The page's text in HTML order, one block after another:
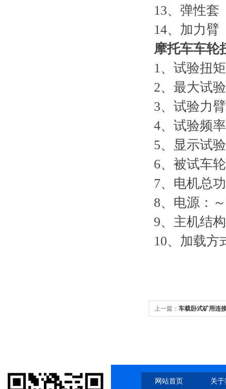
13、
14、
摩托车车轮
1、试验扭
2、最大试
3、试验力
4、试验频
5、显示试
6、被试车
7、电机总
8、电源：
9、主机结
10、加载方
上一篇： 车载卧式矿用连
网站首页 关